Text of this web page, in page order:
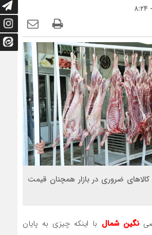
ضروری در بازار همچنان قیمت
نگین شمال با اینکه چیزی به پایان